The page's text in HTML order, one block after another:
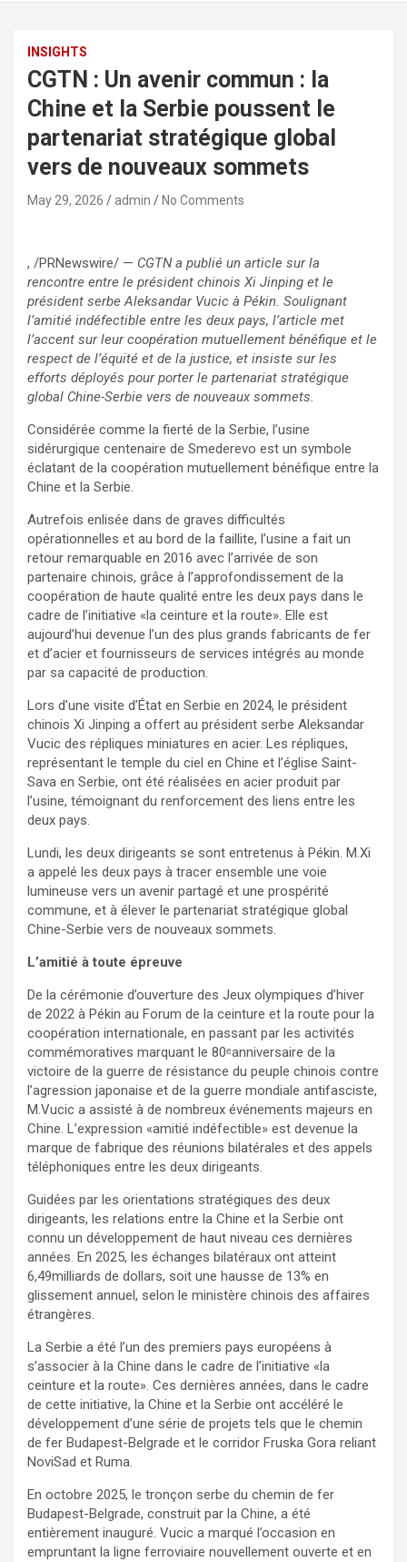
INSIGHTS
CGTN : Un avenir commun : la
Chine et la Serbie poussent le
partenariat stratégique global
vers de nouveaux sommets
May 29, 2026 admin No Comments
, /PRNewswire/ — CGTN a publié un article sur la
rencontre entre le président chinois Xi Jinping et le
président serbe Aleksandar Vucic à Pékin. Soulignant
l’amitié indéfectible entre les deux pays, l’article met
l’accent sur leur coopération mutuellement bénéfique et le
respect de l’équité et de la justice, et insiste sur les
efforts déployés pour porter le partenariat stratégique
global Chine-Serbie vers de nouveaux sommets.
Considérée comme la fierté de la Serbie, l’usine
sidérurgique centenaire de Smederevo est un symbole
éclatant de la coopération mutuellement bénéfique entre la
Chine et la Serbie.
Autrefois enlisée dans de graves difficultés
opérationnelles et au bord de la faillite, l’usine a fait un
retour remarquable en 2016 avec l’arrivée de son
partenaire chinois, grâce à l’approfondissement de la
coopération de haute qualité entre les deux pays dans le
cadre de l’initiative «la ceinture et la route». Elle est
aujourd’hui devenue l’un des plus grands fabricants de fer
et d’acier et fournisseurs de services intégrés au monde
par sa capacité de production.
Lors d’une visite d’État en Serbie en 2024, le président
chinois Xi Jinping a offert au président serbe Aleksandar
Vucic des répliques miniatures en acier. Les répliques,
représentant le temple du ciel en Chine et l’église Saint-
Sava en Serbie, ont été réalisées en acier produit par
l’usine, témoignant du renforcement des liens entre les
deux pays.
Lundi, les deux dirigeants se sont entretenus à Pékin. M.Xi
a appelé les deux pays à tracer ensemble une voie
lumineuse vers un avenir partagé et une prospérité
commune, et à élever le partenariat stratégique global
Chine-Serbie vers de nouveaux sommets.
L’amitié à toute épreuve
De la cérémonie d’ouverture des Jeux olympiques d’hiver
de 2022 à Pékin au Forum de la ceinture et la route pour la
coopération internationale, en passant par les activités
commémoratives marquant le 80ᵉanniversaire de la
victoire de la guerre de résistance du peuple chinois contre
l’agression japonaise et de la guerre mondiale antifasciste,
M.Vucic a assisté à de nombreux événements majeurs en
Chine. L’expression «amitié indéfectible» est devenue la
marque de fabrique des réunions bilatérales et des appels
téléphoniques entre les deux dirigeants.
Guidées par les orientations stratégiques des deux
dirigeants, les relations entre la Chine et la Serbie ont
connu un développement de haut niveau ces dernières
années. En 2025, les échanges bilatéraux ont atteint
6,49milliards de dollars, soit une hausse de 13% en
glissement annuel, selon le ministère chinois des affaires
étrangères.
La Serbie a été l’un des premiers pays européens à
s’associer à la Chine dans le cadre de l’initiative «la
ceinture et la route». Ces dernières années, dans le cadre
de cette initiative, la Chine et la Serbie ont accéléré le
développement d’une série de projets tels que le chemin
de fer Budapest-Belgrade et le corridor Fruska Gora reliant
NoviSad et Ruma.
En octobre 2025, le tronçon serbe du chemin de fer
Budapest-Belgrade, construit par la Chine, a été
entièrement inauguré. Vucic a marqué l’occasion en
empruntant la ligne ferroviaire nouvellement ouverte et en